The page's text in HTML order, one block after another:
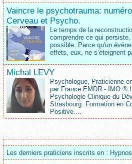
Vaincre le psychotrauma:
Cerveau et Psycho.
Le temps de la
comprendre ce qui
possible. Parce qu'un
effets, eux, ne s’éteignent
Michal LEVY
Psychologue, Praticienne
par France EMDR - IMO ®
Psychologie Clinique du
Strasbourg. Formation en
Positive....
Les derniers praticiens inscrits en :